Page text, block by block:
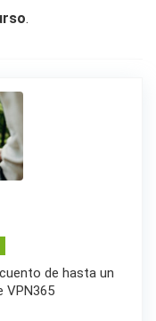
.
de hasta un
VPN365